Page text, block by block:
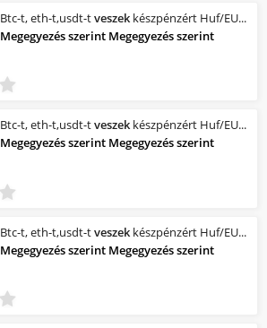
Btc-t, eth-t,usdt-tveszek készpénzért Huf/EUR Budapesten
Megegyezés szerint Megegyezés szerint
Btc-t, eth-t,usdt-tveszek készpénzért Huf/EUR Budapesten
Megegyezés szerint Megegyezés szerint
Btc-t, eth-t,usdt-tveszek készpénzért Huf/EUR Budapesten
Megegyezés szerint Megegyezés szerint